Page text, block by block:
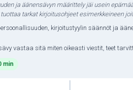
ja äänensävyn määrittely jäi usein
tarkat kirjoitusohjeet esimerkkeineen
kirjoitustyylin säännöt ja
vastaa sitä miten oikeasti viestit, teet
min